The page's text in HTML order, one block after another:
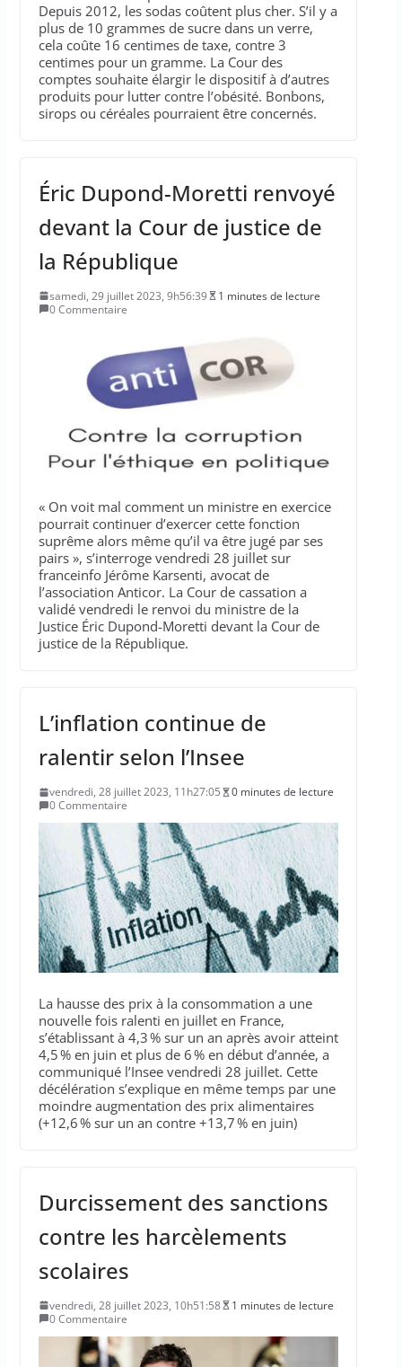
Depuis 2012, les sodas coûtent plus cher. S’il y a
plus de 10 grammes de sucre dans un verre,
cela coûte 16 centimes de taxe, contre 3
centimes pour un gramme. La Cour des
comptes souhaite élargir le dispositif à d’autres
produits pour lutter contre l’obésité. Bonbons,
sirops ou céréales pourraient être concernés.
Éric Dupond-Moretti renvoyé
devant la Cour de justice de
la République
samedi, 29 juillet 2023, 9h56:39
1 minutes de lecture
0 Commentaire
« On voit mal comment un ministre en exercice
pourrait continuer d’exercer cette fonction
suprême alors même qu’il va être jugé par ses
pairs », s’interroge vendredi 28 juillet sur
franceinfo Jérôme Karsenti, avocat de
l’association Anticor. La Cour de cassation a
validé vendredi le renvoi du ministre de la
Justice Éric Dupond-Moretti devant la Cour de
justice de la République.
L’inflation continue de
ralentir selon l’Insee
vendredi, 28 juillet 2023, 11h27:05
0 minutes de lecture
0 Commentaire
La hausse des prix à la consommation a une
nouvelle fois ralenti en juillet en France,
s’établissant à 4,3 % sur un an après avoir atteint
4,5 % en juin et plus de 6 % en début d’année, a
communiqué l’Insee vendredi 28 juillet. Cette
décélération s’explique en même temps par une
moindre augmentation des prix alimentaires
(+12,6 % sur un an contre +13,7 % en juin)
Durcissement des sanctions
contre les harcèlements
scolaires
vendredi, 28 juillet 2023, 10h51:58
1 minutes de lecture
0 Commentaire